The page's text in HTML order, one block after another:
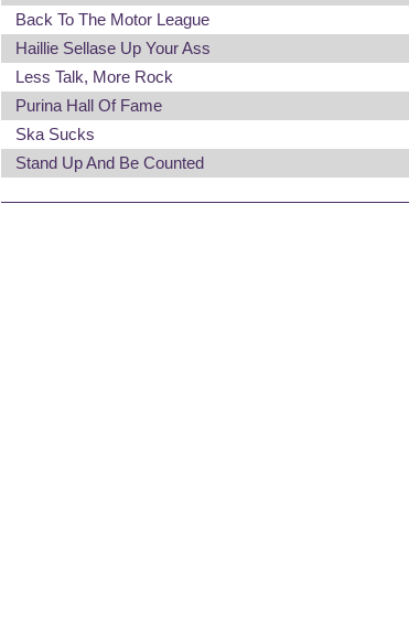
Back To The Motor League
Haillie Sellase Up Your Ass
Less Talk, More Rock
Purina Hall Of Fame
Ska Sucks
Stand Up And Be Counted